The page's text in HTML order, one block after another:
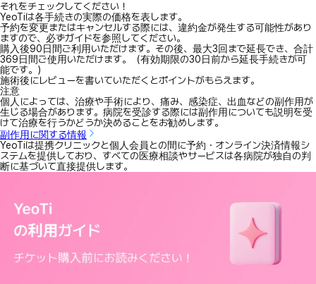
それをチェックしてください！
YeoTiは各手続きの実際の価格を表します。
予約を変更またはキャンセルする際には、違約金が発生する可能性があり
ますので、必ずガイドを参照してください。
購入後90日間ご利用いただけます。その後、最大3回まで延長でき、合計
369日間ご使用いただけます。（有効期限の30日前から延長手続きが可
能です。）
施術後にレビューを書いていただくとポイントがもらえます。
注意
個人によっては、治療や手術により、痛み、感染症、出血などの副作用が
生じる場合があります。病院を受診する際には副作用についても説明を受
けて治療を行うかどうか決めることをお勧めします。
副作用に関する情報
YeoTiは提携クリニックと個人会員との間に予約・オンライン決済情報シ
ステムを提供しており、すべての医療相談やサービスは各病院が独自の判
断に基づいて直接提供します。